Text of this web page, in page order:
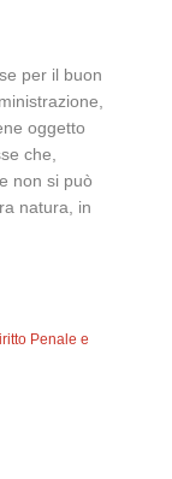
per il buon
oggetto
che,
non si può
natura, in
Penale e